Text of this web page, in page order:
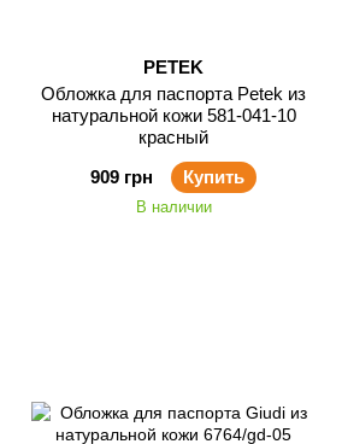
PETEK
Обложка для паспорта Petek из
натуральной кожи 581-041-10
красный
909 грн
Купить
В наличии